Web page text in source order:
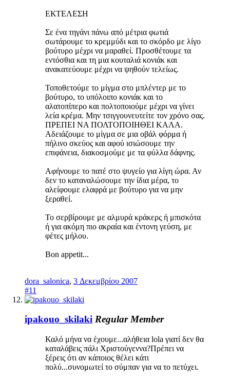
ΕΚΤΕΛΕΣΗ
Σε ένα τηγάνι πάνω από μέτρια φωτιά
σωτάρουμε το κρεμμύδι και το σκόρδο με λίγο
βούτυρο μέχρι να μαραθεί. Προσθέτουμε τα
εντόσθια και τη μια κουταλιά κονιάκ και
ανακατεύουμε μέχρι να ψηθούν τελείως.
Τοποθετούμε το μίγμα στο μπλέντερ με το
βούτυρο, το υπόλοιπο κονιάκ και το
αλατοπίπερο και πολτοποιούμε μέχρι να γίνει
λεία κρέμα. Μην τσιγγουνευτείτε τον χρόνο σας.
ΠΡΕΠΕΙ ΝΑ ΠΟΛΤΟΠΟΙΗΘΕΙ ΚΑΛΑ.
Αδειάζουμε το μίγμα σε μια οβάλ φόρμα ή
πήλινο σκεύος και αφού ισιώσουμε την
επιφάνεια, διακοσμούμε με τα φύλλα δάφνης.
Αφήνουμε το πατέ στο ψυγείο για λίγη ώρα. Αν
δεν το καταναλώσουμε την ίδια μέρα, το
αλείφουμε ελαφρά με βούτυρο για να μην
ξεραθεί.
Το σερβίρουμε με αλμυρά κράκερς ή μπισκότα
ή για ακόμη πιο ακραία και έντονη γεύση, με
φέτες μήλου.
Bon appetit...
dora_salonica, 3 Δεκεμβρίου 2007
#11
ipakouo_skilaki Regular Member
Καλό μήνα να έχουμε...αλήθεια lola γιατί δεν θα
καταλάβεις πάλι Χριστούγεννα?Πρέπει να
ξέρεις ότι αν κάποιος θέλει κάτι
πολύ...συνομωτεί το σύμπαν για να το πετύχει.